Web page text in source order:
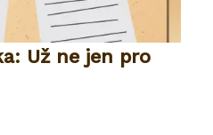
Už ne jen pro